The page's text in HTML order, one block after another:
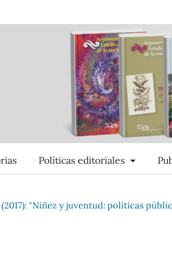
Políticas editoriales
(2017): "Niñez y juventud: políticas